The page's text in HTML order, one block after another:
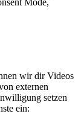
wir dir Videos
externen
setzen
ein: